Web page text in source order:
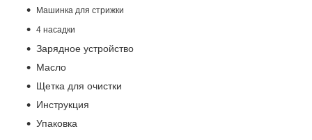
Машинка для стрижки
4 насадки
Зарядное устройство
Масло
Щетка для очистки
Инструкция
Упаковка